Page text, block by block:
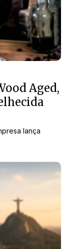
Aged,
lança